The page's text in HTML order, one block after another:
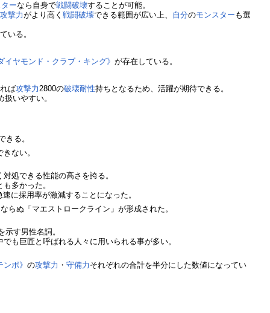
ーなら自身で戦闘破壊することが可能。
攻撃力がより高く戦闘破壊できる範囲が広い上、 自分のモンスター も選
いる。
イヤモンド・クラブ・キング》が存在している。
ば攻撃力2800の破壊耐性持ちとなるため、活躍が期待できる。
いやすい。
きる。
ない。
対処できる性能の高さを誇る。
多かった。
速に採用率が激減することになった。
らぬ「マエストロークライン」が形成された。
す男性名詞。
も巨匠と呼ばれる人々に用いられる事が多い。
ンポ》の攻撃力 ・守備力 それぞれの合計を半分にした数値になってい